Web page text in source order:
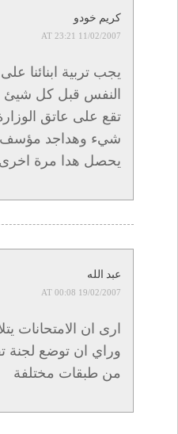
كريم خودو
11/02/2007 AT 23:21
يجب تربية ابنائنا
النفس قبل كل شيئ
تقع على عاتق
شيء وهداجد مؤسف
يحصل هدا مرة اخرى
عبد الله
19/02/2007 AT 00:08
ارى ان الامتحانات
وراي ان توضع لجنة
من طبقات مختلفة